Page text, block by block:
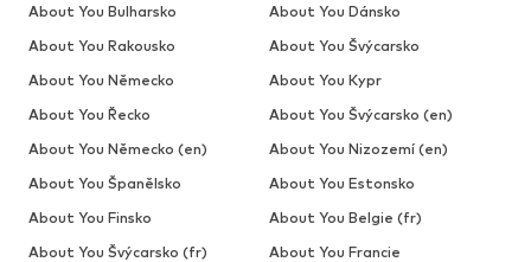
About You Bulharsko
About You Dánsko
About You Rakousko
About You Švýcarsko
About You Německo
About You Kypr
About You Řecko
About You Švýcarsko (en)
About You Německo (en)
About You Nizozemí (en)
About You Španělsko
About You Estonsko
About You Finsko
About You Belgie (fr)
About You Švýcarsko (fr)
About You Francie